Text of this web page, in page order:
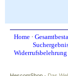
Home·
Widerrufsbelehrung